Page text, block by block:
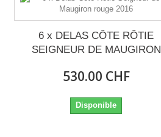
6 x DELAS CÔTE RÔTIE
SEIGNEUR DE MAUGIRON
530.00 CHF
Disponible